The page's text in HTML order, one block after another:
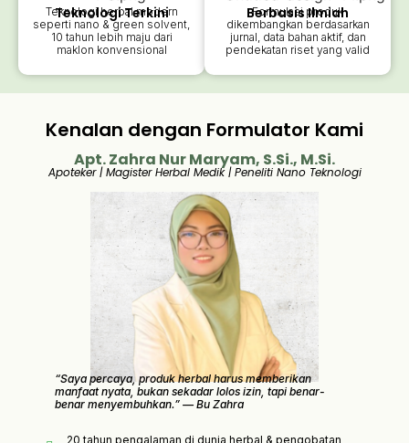
Teknologi Terkini
Teknologi herbal modern
seperti nano & green solvent,
10 tahun lebih maju dari
maklon konvensional
Berbasis Ilmiah
Formulasi produk
dikembangkan berdasarkan
jurnal, data bahan aktif, dan
pendekatan riset yang valid
Kenalan dengan Formulator Kami
Apt. Zahra Nur Maryam, S.Si., M.Si.
Apoteker | Magister Herbal Medik | Peneliti Nano Teknologi
“Saya percaya, produk herbal harus memberikan
manfaat nyata, bukan sekadar lolos izin, tapi benar-
benar menyembuhkan.” — Bu Zahra
20 tahun pengalaman di dunia herbal & pengobatan